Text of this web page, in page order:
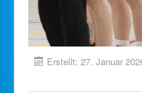
Erstellt: 27. Januar